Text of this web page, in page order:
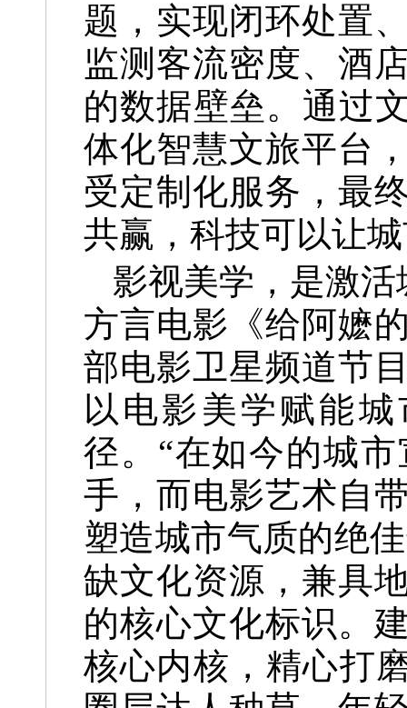
题，实现闭环处置
监测客流密度、酒
的数据壁垒。通过
体化智慧文旅平台
受定制化服务，最
共赢，科技可以让
影视美学，是激
方言电影《给阿嬷
部电影卫星频道节
以电影美学赋能
径。“在如今的城
手，而电影艺术自
塑造城市气质的绝
缺文化资源，兼具
的核心文化标识。
核心内核，精心打